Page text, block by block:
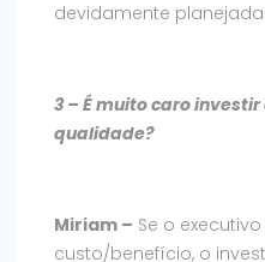
devidamente
3 – É muito caro
qualidade?
Miriam – Se o
custo/benefício, o